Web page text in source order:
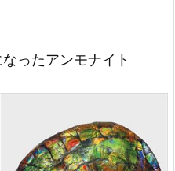
ったアンモナイト